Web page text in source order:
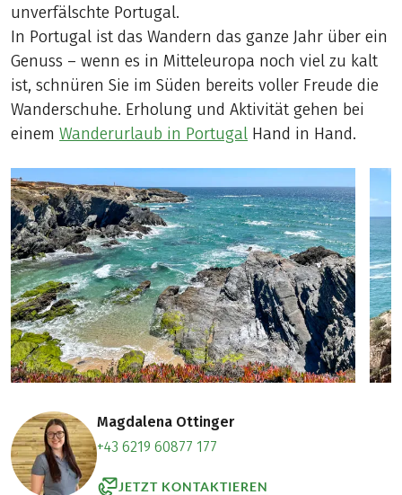
unverfälschte Portugal.
In Portugal ist das Wandern das ganze Jahr über ein
Genuss – wenn es in Mitteleuropa noch viel zu kalt
ist, schnüren Sie im Süden bereits voller Freude die
Wanderschuhe. Erholung und Aktivität gehen bei
einemWanderurlaub in Portugal Hand in Hand.
Magdalena Ottinger
+43 6219 60877 177
JETZT KONTAKTIEREN